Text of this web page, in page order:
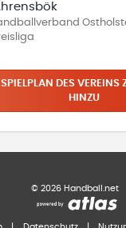
DES VEREINS
HINZU
© 2026 Handball.net